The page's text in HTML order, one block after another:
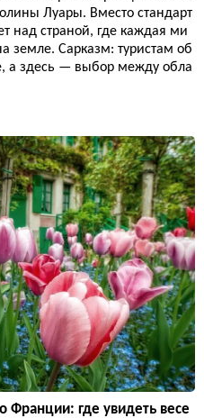
Луары. Вместо стандарт
над страной, где каждая ми
земле. Сарказм: туристам об
а здесь — выбор между обла
Франции: где увидеть весе